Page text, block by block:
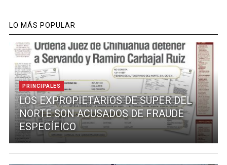
LO MÁS POPULAR
PRINCIPALES
LOS EXPROPIETARIOS DE SUPER DEL
NORTE SON ACUSADOS DE FRAUDE
ESPECÍFICO